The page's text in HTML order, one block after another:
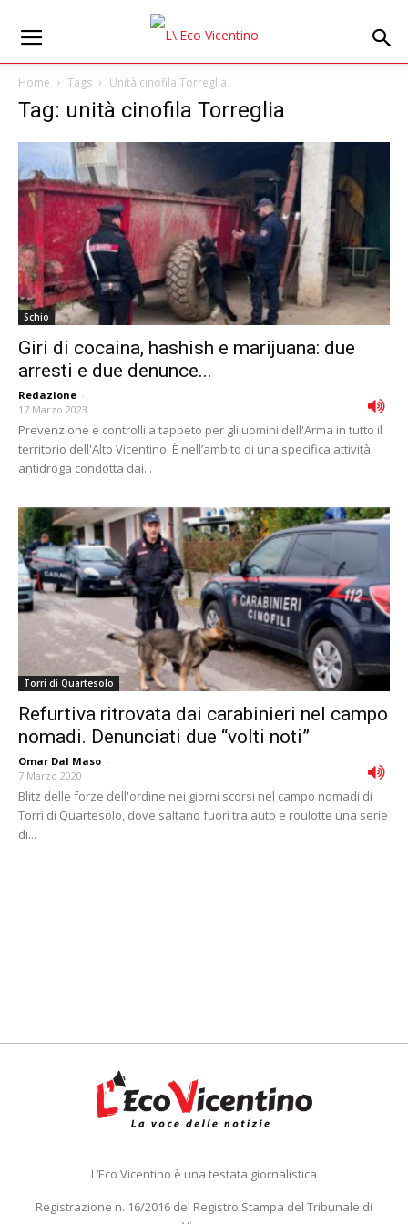
Home Tags Unità cinofila Torreglia
Tag: unità cinofila Torreglia
Schio
Giri di cocaina, hashish e marijuana: due
arresti e due denunce...
Redazione -
17 Marzo 2023
Prevenzione e controlli a tappeto per gli uomini dell'Arma in tutto il
territorio dell'Alto Vicentino. È nell’ambito di una specifica attività
antidroga condotta dai...
Torri di Quartesolo
Refurtiva ritrovata dai carabinieri nel campo
nomadi. Denunciati due “volti noti”
Omar Dal Maso -
7 Marzo 2020
Blitz delle forze dell'ordine nei giorni scorsi nel campo nomadi di
Torri di Quartesolo, dove saltano fuori tra auto e roulotte una serie
di...
L’Eco Vicentino è una testata giornalistica
Registrazione n. 16/2016 del Registro Stampa del Tribunale di